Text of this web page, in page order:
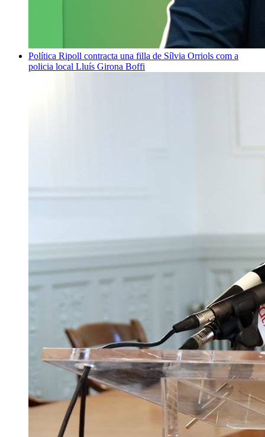
Política Ripoll contracta una filla de Sílvia Orriols com a
policia local Lluís Girona Boffi